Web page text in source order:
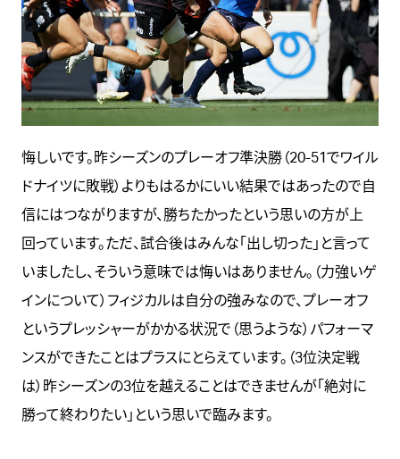
悔しいです。昨シーズンのプレーオフ準決勝（20-51でワイル
ドナイツに敗戦）よりもはるかにいい結果ではあったので自
信にはつながりますが、勝ちたかったという思いの方が上
回っています。ただ、試合後はみんな「出し切った」と言って
いましたし、そういう意味では悔いはありません。（力強いゲ
インについて）フィジカルは自分の強みなので、プレーオフ
というプレッシャーがかかる状況で（思うような）パフォーマ
ンスができたことはプラスにとらえています。（3位決定戦
は）昨シーズンの3位を越えることはできませんが「絶対に
勝って終わりたい」という思いで臨みます。